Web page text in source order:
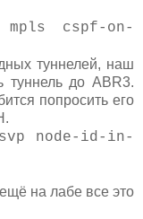
mpls cspf-on-
туннелей, наш
туннель до ABR3.
попросить его
node-id-in-
на лабе все это